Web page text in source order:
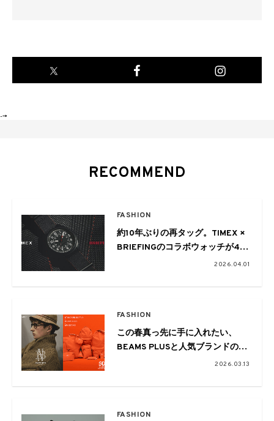
-->
RECOMMEND
FASHION
約10年ぶりの再タッグ。TIMEX ×
BRIEFINGのコラボウォッチが4月
2026.04.01
FASHION
この春真っ先に手に入れたい、
BEAMS PLUSと人気ブランドの最
新別注アイテムを一挙紹介2026.03.13
FASHION